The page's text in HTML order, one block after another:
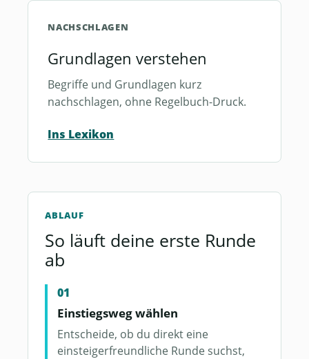
NACHSCHLAGEN
Grundlagen verstehen
Begriffe und Grundlagen kurz
nachschlagen, ohne Regelbuch-Druck.
Ins Lexikon
ABLAUF
So läuft deine erste Runde
ab
Einstiegsweg wählen
Entscheide, ob du direkt eine
einsteigerfreundliche Runde suchst,